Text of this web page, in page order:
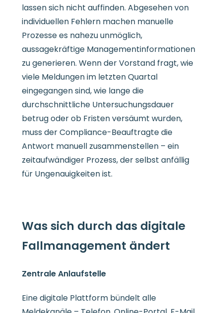
lassen sich nicht auffinden. Abgesehen von
individuellen Fehlern machen manuelle
Prozesse es nahezu unmöglich,
aussagekräftige Managementinformationen
zu generieren. Wenn der Vorstand fragt, wie
viele Meldungen im letzten Quartal
eingegangen sind, wie lange die
durchschnittliche Untersuchungsdauer
betrug oder ob Fristen versäumt wurden,
muss der Compliance-Beauftragte die
Antwort manuell zusammenstellen – ein
zeitaufwändiger Prozess, der selbst anfällig
für Ungenauigkeiten ist.
Was sich durch das digitale
Fallmanagement ändert
Zentrale Anlaufstelle
Eine digitale Plattform bündelt alle